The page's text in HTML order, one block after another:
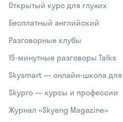
Открытый курс для глухих
Бесплатный английский
Разговорные клубы
15‑минутные разговоры Talks
Skysmart — онлайн-школа для
Skypro — курсы и профессии
Журнал «Skyeng Magazine»